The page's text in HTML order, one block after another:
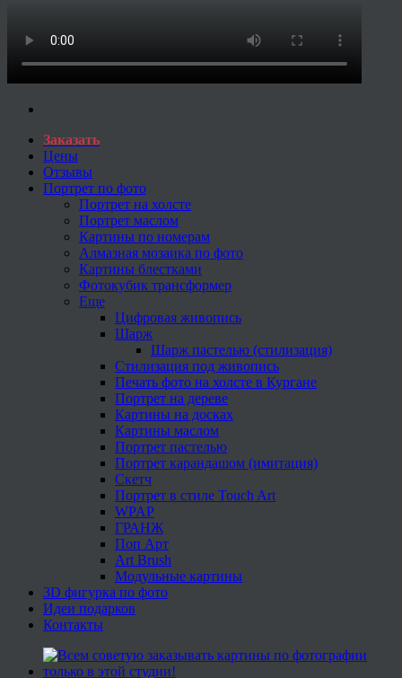
Заказать
Цены
Отзывы
Портрет по фото
Портрет на холсте
Портрет маслом
Картины по номерам
Алмазная мозаика по фото
Картины блестками
Фотокубик трансформер
Еще
Цифровая живопись
Шарж
Шарж пастелью (стилизация)
Стилизация под живопись
Печать фото на холсте в Кургане
Портрет на дереве
Картины на досках
Картины маслом
Портрет пастелью
Портрет карандашом (имитация)
Скетч
Портрет в стиле Touch Art
WPAP
ГРАНЖ
Поп Арт
Art Brush
Модульные картины
3D фигурка по фото
Идеи подарков
Контакты